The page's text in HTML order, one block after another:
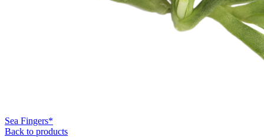
Sea Fingers*
Back to products